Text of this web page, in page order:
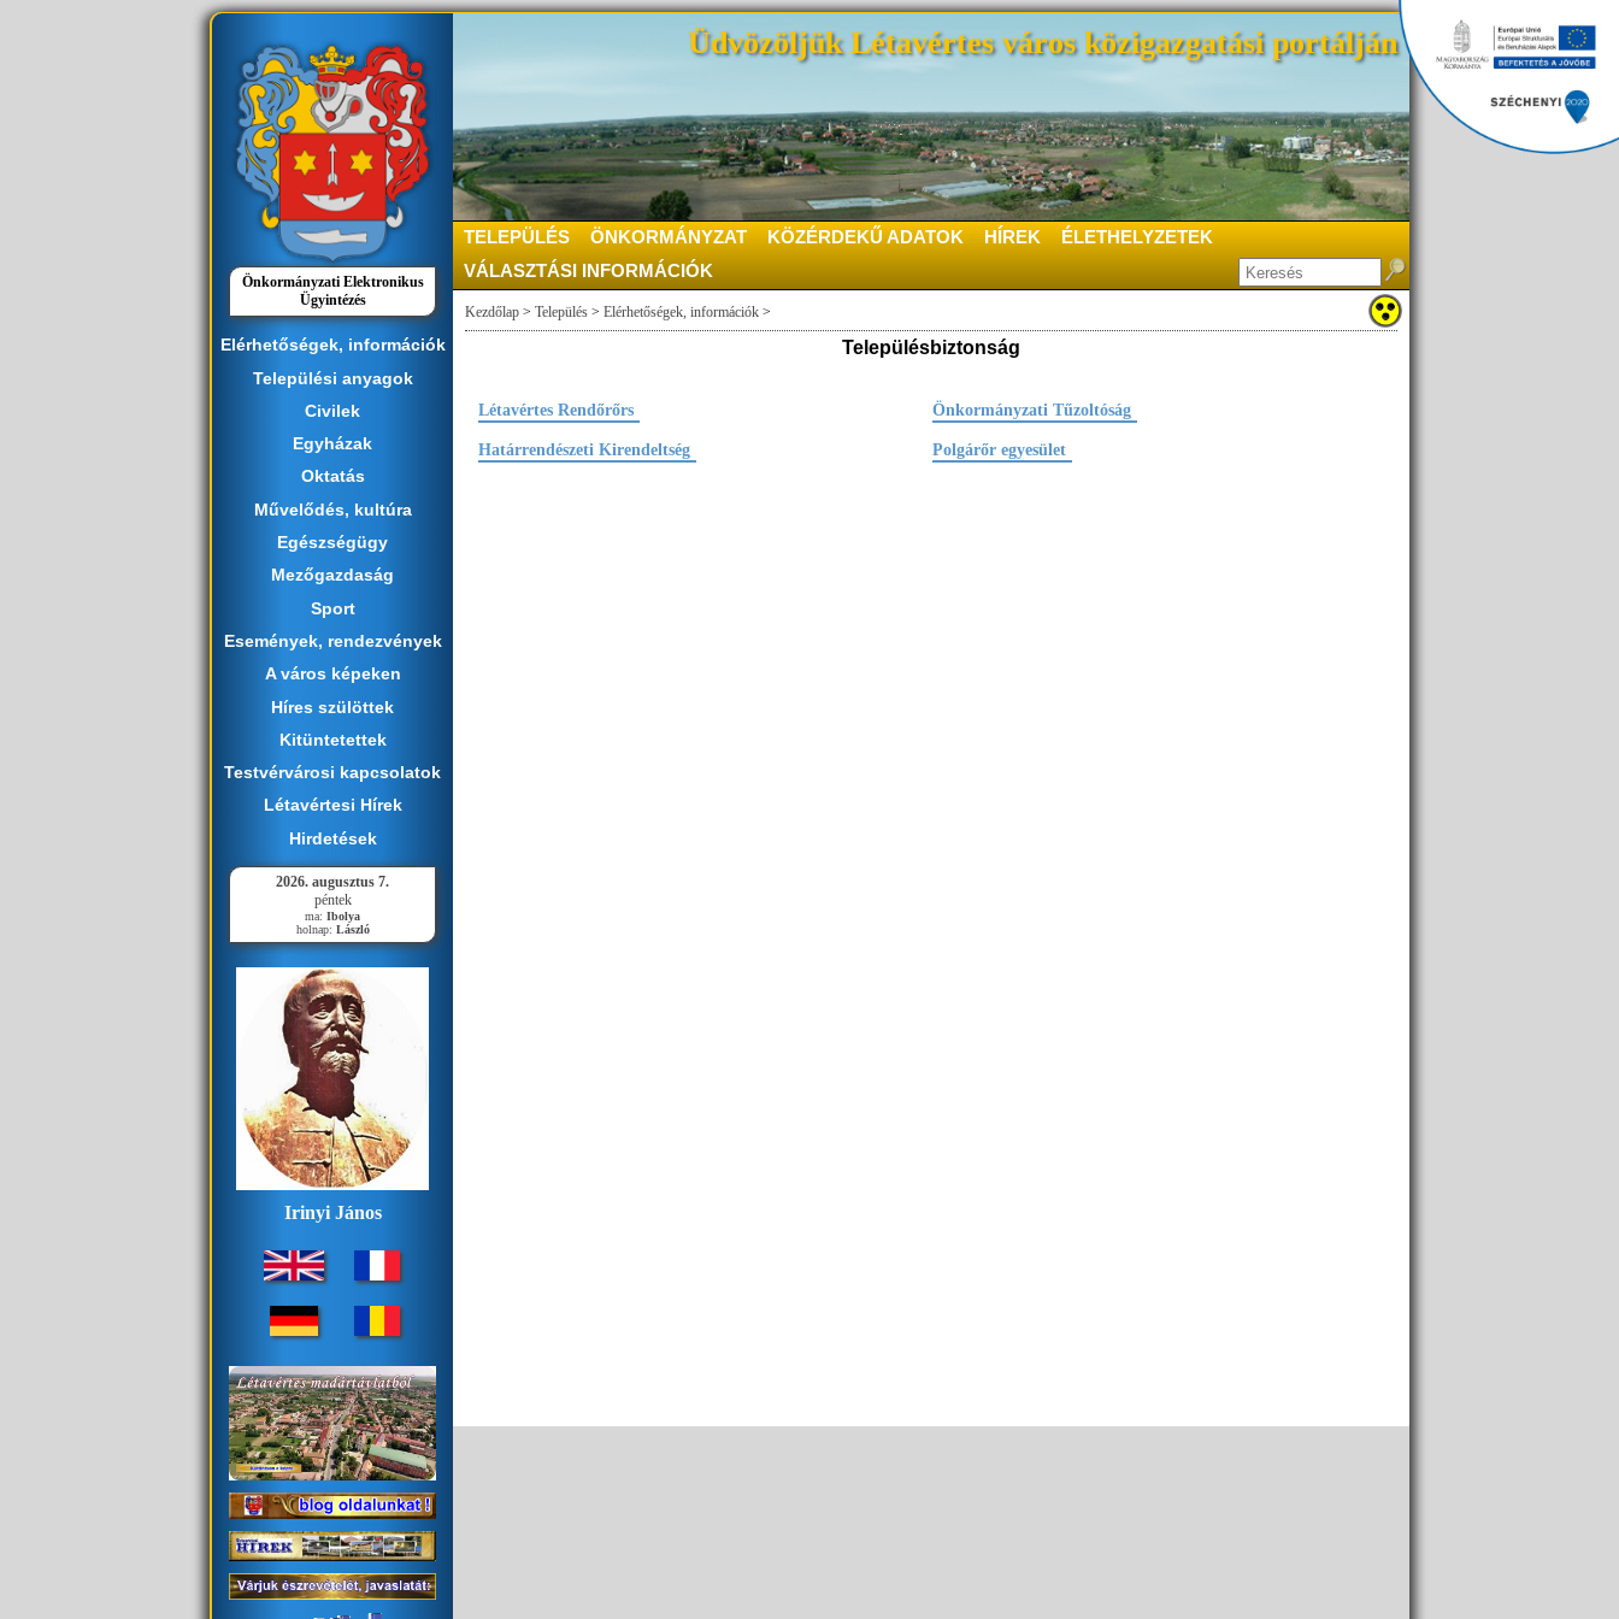
Önkormányzati Elektronikus
Ügyintézés
Elérhetőségek, információk
Települési anyagok
Civilek
Egyházak
Oktatás
Művelődés, kultúra
Egészségügy
Mezőgazdaság
Sport
Események, rendezvények
A város képeken
Híres szülöttek
Kitüntetettek
Testvérvárosi kapcsolatok
Létavértesi Hírek
Hirdetések
2026. augusztus 7.
péntek
ma: Ibolya
holnap: László
Irinyi János
Üdvözöljük Létavértes város közigazgatási portálján
TELEPÜLÉS ÖNKORMÁNYZAT KÖZÉRDEKŰ ADATOK HÍREK
ÉLETHELYZETEK
VÁLASZTÁSI INFORMÁCIÓK
Kezdőlap > Település > Elérhetőségek, információk >
Településbiztonság
Létavértes Rendőrőrs
Határrendészeti Kirendeltség
Önkormányzati Tűzoltóság
Polgárőr egyesület